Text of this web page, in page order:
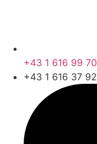
+43 1 616 99 70
+43 1 616 37 92